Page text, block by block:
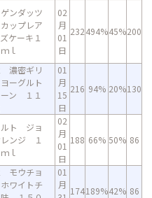
ンダッツ
ップレア
ケーキ１
ｌ
02
月
01
日
232494%45%200
濃密ギリ
ーグルト
ン １１
01
月
15
日
216 94% 20%130
ルト ジョ
ンジ １
ｌ
02
月
01
日
188 66% 50% 86
モウチョ
ワイトチ
01
月
174189%42% 86